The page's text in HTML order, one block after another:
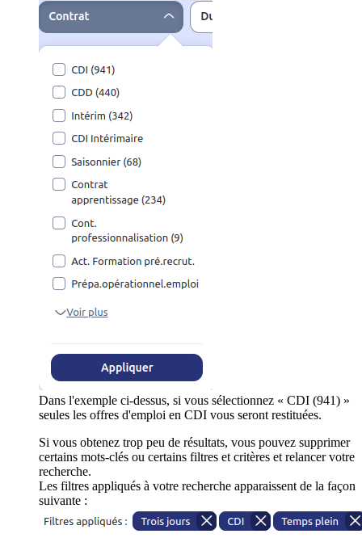
Dans l'exemple ci-dessus, si vous sélectionnez « CDI (941) »
seules les offres d'emploi en CDI vous seront restituées.
Si vous obtenez trop peu de résultats, vous pouvez supprimer
certains mots-clés ou certains filtres et critères et relancer votre
recherche.
Les filtres appliqués à votre recherche apparaissent de la façon
suivante :